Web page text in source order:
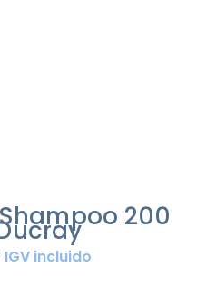
200
IGV incluido